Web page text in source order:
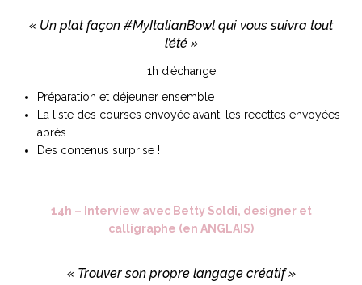
« Un plat façon #MyItalianBowl qui vous suivra tout
l’été »
1h d’échange
Préparation et déjeuner ensemble
La liste des courses envoyée avant, les recettes envoyées
après
Des contenus surprise !
14h – Interview avec Betty Soldi, designer et
calligraphe (en ANGLAIS)
« Trouver son propre langage créatif »